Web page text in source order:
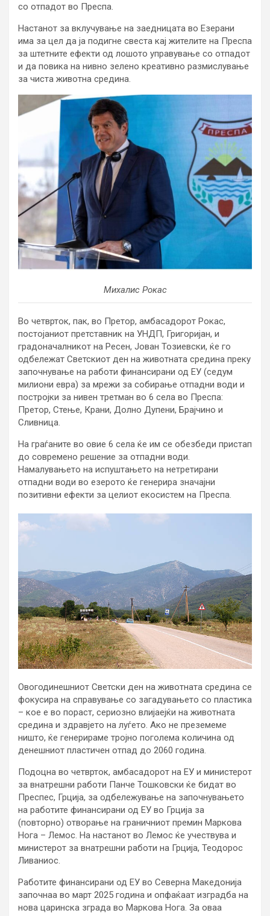
со отпадот во Преспа.
Настанот за вклучување на заедницата во Езерани
има за цел да ја подигне свеста кај жителите на Преспа
за штетните ефекти од лошото управување со отпадот
и да повика на нивно зелено креативно размислување
за чиста животна средина.
Михалис Рокас
Во четврток, пак, во Претор, амбасадорот Рокас,
постојаниот претставник на УНДП, Григоријан, и
градоначалникот на Ресен, Јован Тозиевски, ќе го
одбележат Светскиот ден на животната средина преку
започнување на работи финансирани од ЕУ (седум
милиони евра) за мрежи за собирање отпадни води и
постројки за нивен третман во 6 села во Преспа:
Претор, Стење, Крани, Долно Дупени, Брајчино и
Сливница.
На граѓаните во овие 6 села ќе им се обезбеди пристап
до современо решение за отпадни води.
Намалувањето на испуштањето на нетретирани
отпадни води во езерото ќе генерира значајни
позитивни ефекти за целиот екосистем на Преспа.
Овогодинешниот Светски ден на животната средина се
фокусира на справување со загадувањето со пластика
– кое е во пораст, сериозно влијаејќи на животната
средина и здравјето на луѓето. Ако не преземеме
ништо, ќе генерираме тројно поголема количина од
денешниот пластичен отпад до 2060 година.
Подоцна во четврток, амбасадорот на ЕУ и министерот
за внатрешни работи Панче Тошковски ќе бидат во
Преспес, Грција, за одбележување на започнувањето
на работите финансирани од ЕУ во Грција за
(повторно) отворање на граничниот премин Маркова
Нога – Лемос. На настанот во Лемос ќе учествува и
министерот за внатрешни работи на Грција, Теодорос
Ливаниос.
Работите финансирани од ЕУ во Северна Македонија
започнаа во март 2025 година и опфаќаат изградба на
нова царинска зграда во Маркова Нога. За оваа